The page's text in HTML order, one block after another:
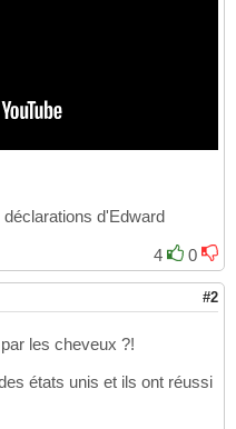
d'Edward
4
0
#2
les cheveux ?!
états unis et ils ont réussi